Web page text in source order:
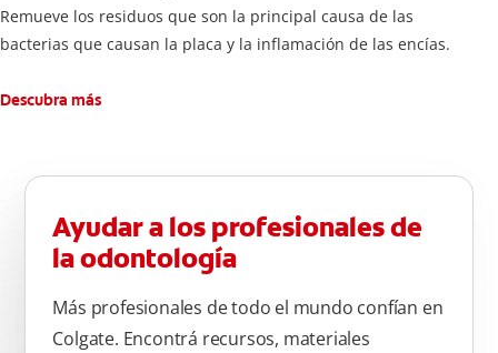
Remueve los residuos que son la principal causa de las
bacterias que causan la placa y la inflamación de las encías.
Descubra más
Ayudar a los profesionales de
la odontología
Más profesionales de todo el mundo confían en
Colgate. Encontrá recursos, materiales